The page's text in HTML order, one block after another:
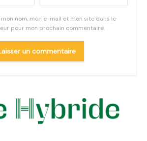
nom, mon e-mail et mon site dans le
pour mon prochain commentaire.